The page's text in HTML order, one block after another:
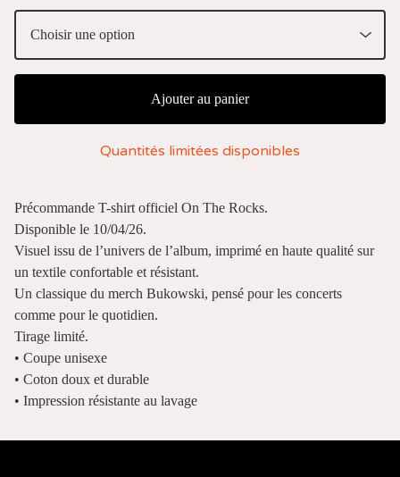
Ajouter au panier
Quantités limitées disponibles
Précommande T-shirt officiel On The Rocks.
Disponible le 10/04/26.
Visuel issu de l’univers de l’album, imprimé en haute qualité sur
un textile confortable et résistant.
Un classique du merch Bukowski, pensé pour les concerts
comme pour le quotidien.
Tirage limité.
• Coupe unisexe
• Coton doux et durable
• Impression résistante au lavage